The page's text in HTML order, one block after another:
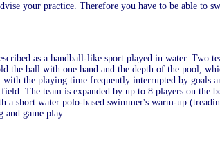
your practice. Therefore you have to be able to
as a handball-like sport played in water. Two
the ball with one hand and the depth of the pool,
with the playing time frequently interrupted by goals
The team is expanded by up to 8 players on the
a short water polo-based swimmer's warm-up
and game play.